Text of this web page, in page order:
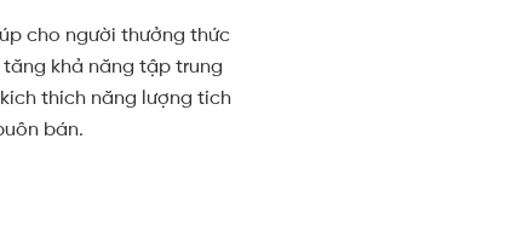
cho người thưởng thức
khả năng tập trung
thích năng lượng tích
bán.